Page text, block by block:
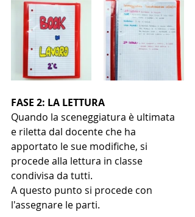
FASE 2: LA LETTURA
Quando la sceneggiatura è ultimata
e riletta dal docente che ha
apportato le sue modifiche, si
procede alla lettura in classe
condivisa da tutti.
A questo punto si procede con
l'assegnare le parti.